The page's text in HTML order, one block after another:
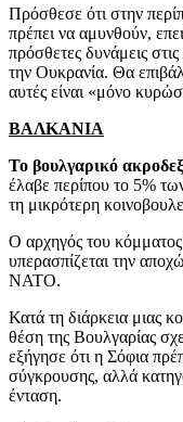
Πρόσθεσε ότι στην
πρέπει να αμυνθούν,
πρόσθετες δυνάμεις
την Ουκρανία. Θα
αυτές είναι «μόνο
ΒΑΛΚΑΝΙΑ
Το βουλγαρικό
έλαβε περίπου το 5%
τη μικρότερη
Ο αρχηγός του κόμματος
υπερασπίζεται την
ΝΑΤΟ.
Κατά τη διάρκεια μιας
θέση της Βουλγαρίας
εξήγησε ότι η Σόφια
σύγκρουσης, αλλά
ένταση.